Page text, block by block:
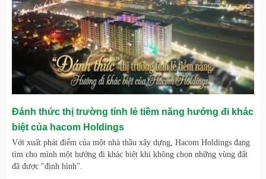
Đánh thức thị trường tỉnh lẻ tiềm năng hướng đi khác
biệt của hacom Holdings
Với xuất phát điểm của một nhà thầu xây dựng, Hacom Holdings đang
tìm cho mình một hướng đi khác biệt khi không chọn những vùng đất
đã được "định hình".